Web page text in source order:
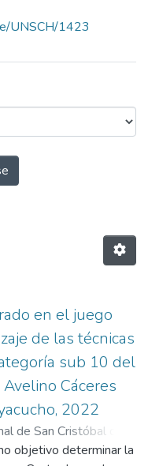
UNSCH/1423
CIENCIAS
en el juego
de las técnicas
sub 10 del
Cáceres
2022
de San Cristóbal de
Laura, Melicia;
objetivo determinar la